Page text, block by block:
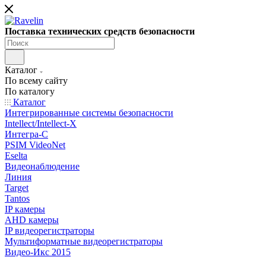
Поставка технических средств безопасности
Каталог
По всему сайту
По каталогу
Каталог
Интегрированные системы безопасности
Intellect/Intellect-X
Интегра-С
PSIM VideoNet
Eselta
Видеонаблюдение
Линия
Target
Tantos
IP камеры
AHD камеры
IP видеорегистраторы
Мультиформатные видеорегистраторы
Видео-Икс 2015